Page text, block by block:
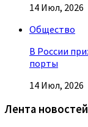
14 Июл, 2026
Общество
В России
порты
14 Июл, 2026
Лента новостей